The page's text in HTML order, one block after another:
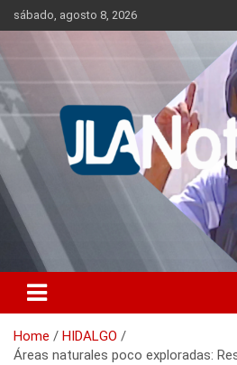
Skip
to
sábado, agosto 8, 2026
Jlanoticias
Información relevante en tiempo real.
Home
HIDALGO
Áreas naturales poco exploradas: